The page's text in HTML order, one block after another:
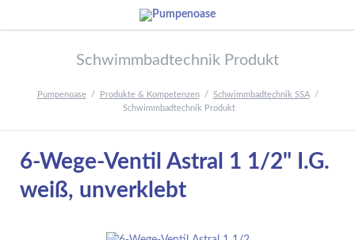
Schwimmbadtechnik Produkt
Pumpenoase Produkte & Kompetenzen
Schwimmbadtechnik SSA
Schwimmbadtechnik Produkt
6-Wege-Ventil Astral 1 1/2" I.G.
weiß, unverklebt